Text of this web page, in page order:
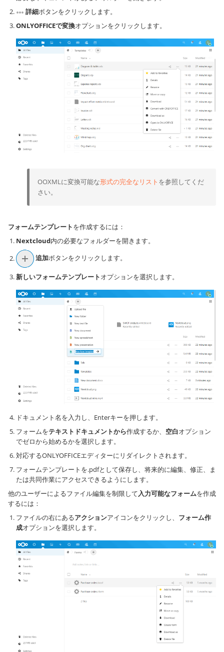
詳細ボタンをクリックします。
ONLYOFFICEで変換オプションをクリックします。
OOXMLに変換可能な形式の完全なリスト を参照してくだ
さい。
フォームテンプレートを作成するには：
Nextcloud内の必要なフォルダーを開きます。
追加ボタンをクリックします。
新しいフォームテンプレートオプションを選択します。
ドキュメント名を入力し、Enterキーを押します。
フォームをテキストドキュメントから作成するか、 空白オプション
でゼロから始めるかを選択します。
対応するONLYOFFICEエディターにリダイレクトされます。
フォームテンプレートを.pdfとして保存し、将来的に編集、修正、ま
たは共同作業にアクセスできるようにします。
他のユーザーによるファイル編集を制限して入力可能なフォームを作成
するには：
ファイルの右にあるアクションアイコンをクリックし、 フォーム作
成オプションを選択します。